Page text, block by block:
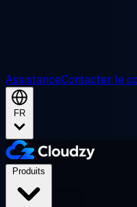
AssistanceContacter le
FR